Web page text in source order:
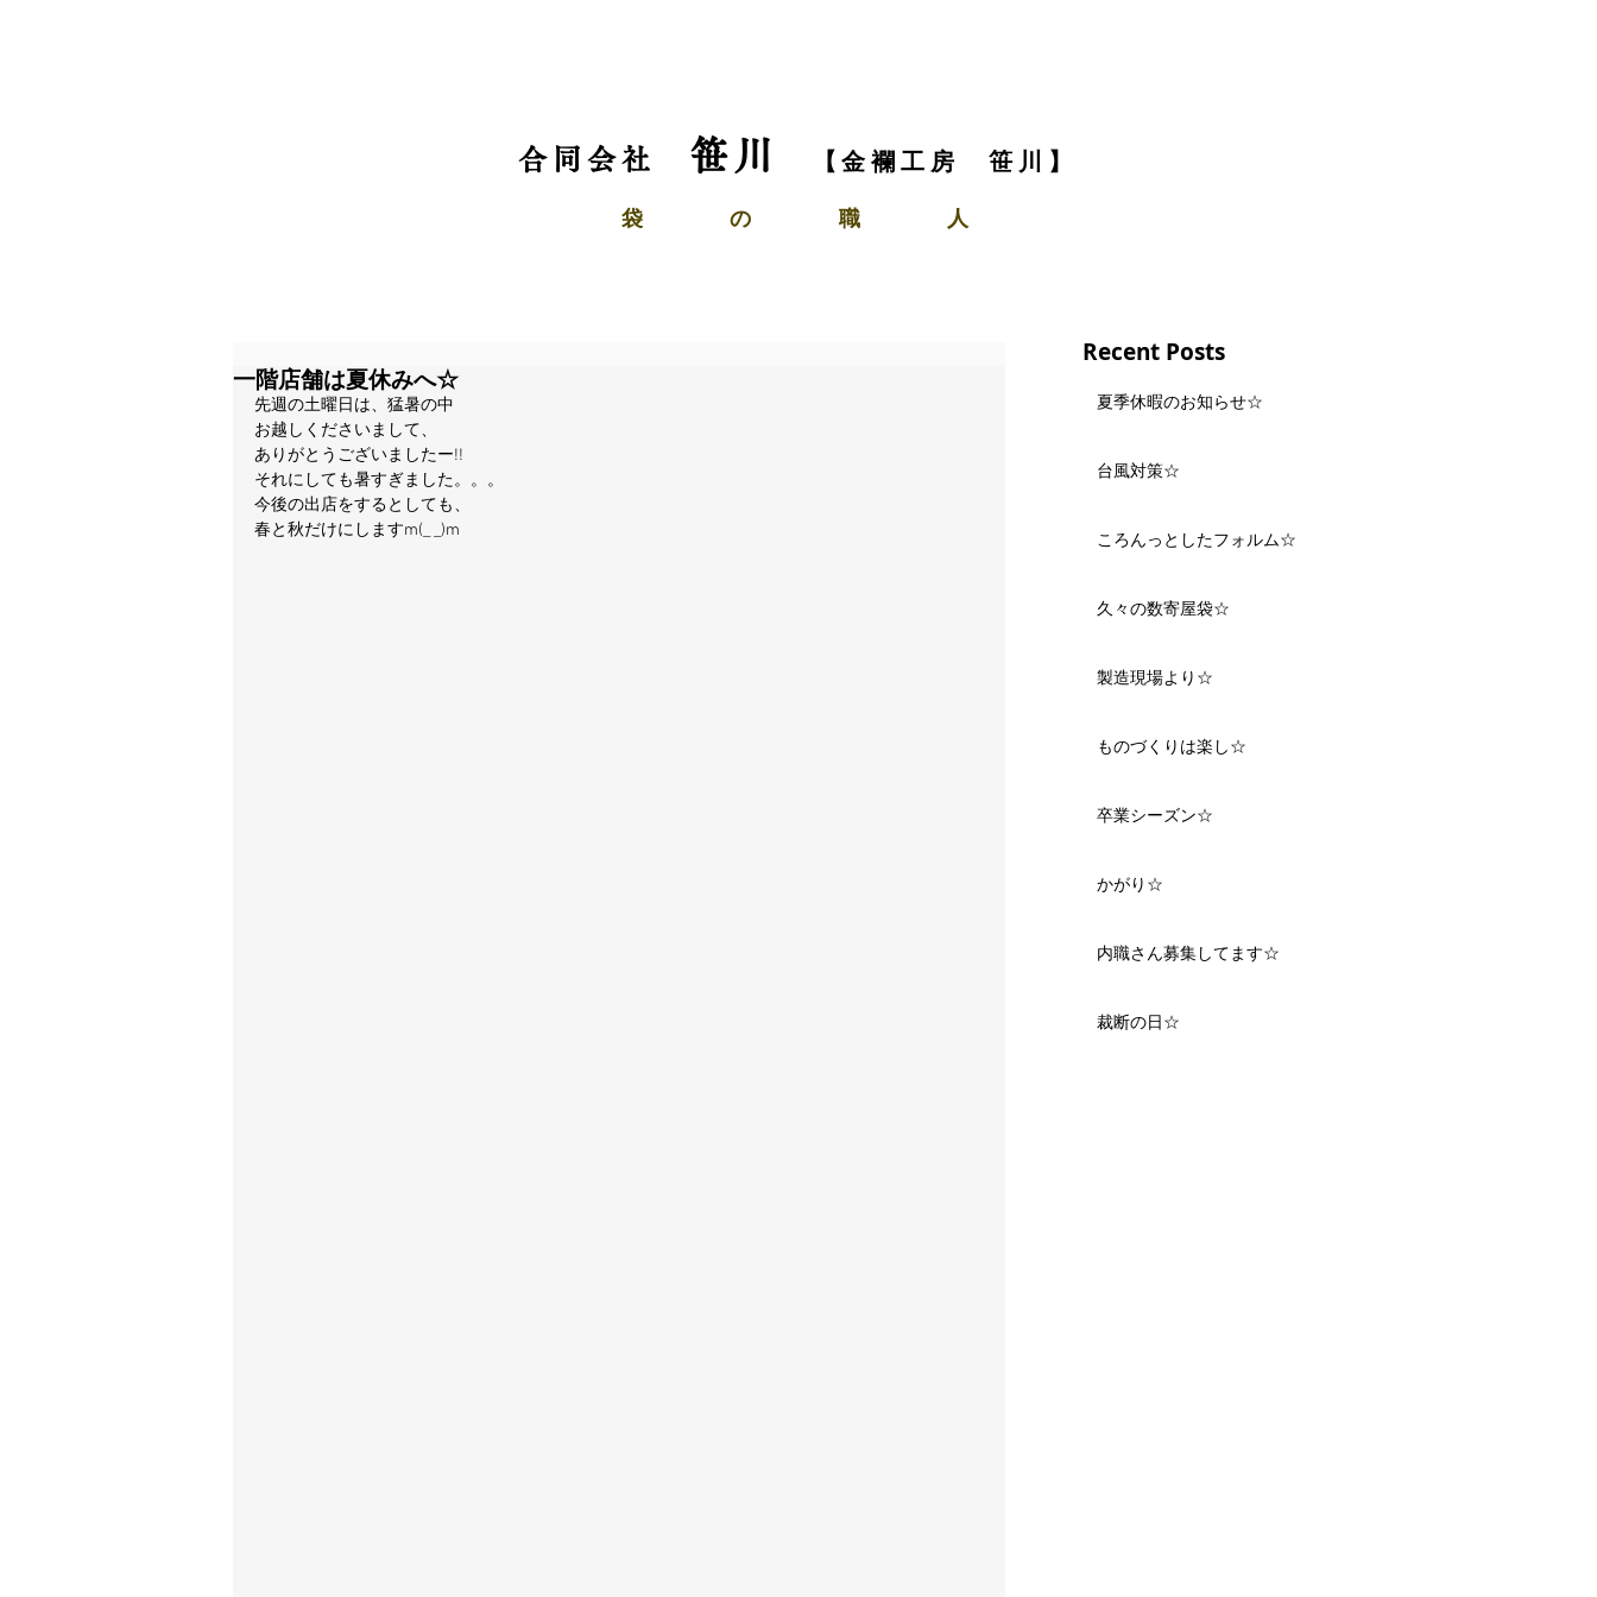
合同会社 笹川 【金襴工房 笹川】
袋 の 職 人
一階店舗は夏休みへ☆
先週の土曜日は、猛暑の中
お越しくださいまして、
ありがとうございましたー!!
それにしても暑すぎました。。。
今後の出店をするとしても、
春と秋だけにしますm(_ _)m
Recent Posts
夏季休暇のお知らせ☆
台風対策☆
ころんっとしたフォルム☆
久々の数寄屋袋☆
製造現場より☆
ものづくりは楽し☆
卒業シーズン☆
かがり☆
内職さん募集してます☆
裁断の日☆